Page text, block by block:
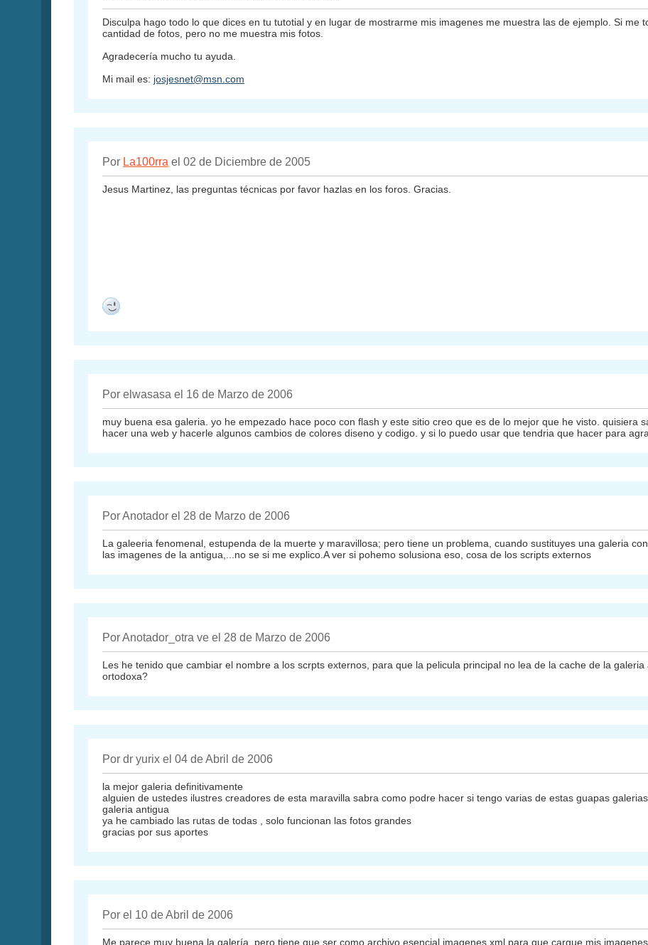
Disculpa hago todo lo que dices en tu tutotial y en lugar de mostrarme mis imagenes me muestra las de ejemplo. Si me
cantidad de fotos, pero no me muestra mis fotos.
Agradecería mucho tu ayuda.
Mi mail es: josjesnet@msn.com
Por La100rra el 02 de Diciembre de 2005
Jesus Martinez, las preguntas técnicas por favor hazlas en los foros. Gracias.
Por elwasasa el 16 de Marzo de 2006
muy buena esa galeria. yo he empezado hace poco con flash y este sitio creo que es de lo mejor que he visto. quisiera
hacer una web y hacerle algunos cambios de colores diseno y codigo. y si lo puedo usar que tendria que hacer para
Por Anotador el 28 de Marzo de 2006
La galeeria fenomenal, estupenda de la muerte y maravillosa; pero tiene un problema, cuando sustituyes una galeria
las imagenes de la antigua,...no se si me explico.A ver si pohemo solusiona eso, cosa de los scripts externos
Por Anotador_otra ve el 28 de Marzo de 2006
Les he tenido que cambiar el nombre a los scrpts externos, para que la pelicula principal no lea de la cache de la
ortodoxa?
Por dr yurix el 04 de Abril de 2006
la mejor galeria definitivamente
alguien de ustedes ilustres creadores de esta maravilla sabra como podre hacer si tengo varias de estas guapas
galeria antigua
ya he cambiado las rutas de todas , solo funcionan las fotos grandes
gracias por sus aportes
Por el 10 de Abril de 2006
Me parece muy buena la galería, pero tiene que ser como archivo esencial imagenes.xml para que cargue mis